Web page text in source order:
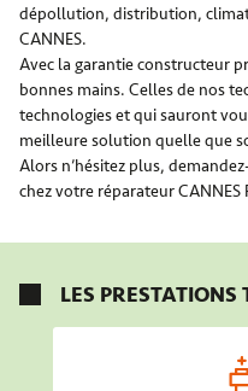
dépollution, distribution,
CANNES.
Avec la garantie constructeur
bonnes mains. Celles de nos
technologies et qui sauront
meilleure solution quelle que
Alors n’hésitez plus,
chez votre réparateur CANNES
LES PRESTATIONS